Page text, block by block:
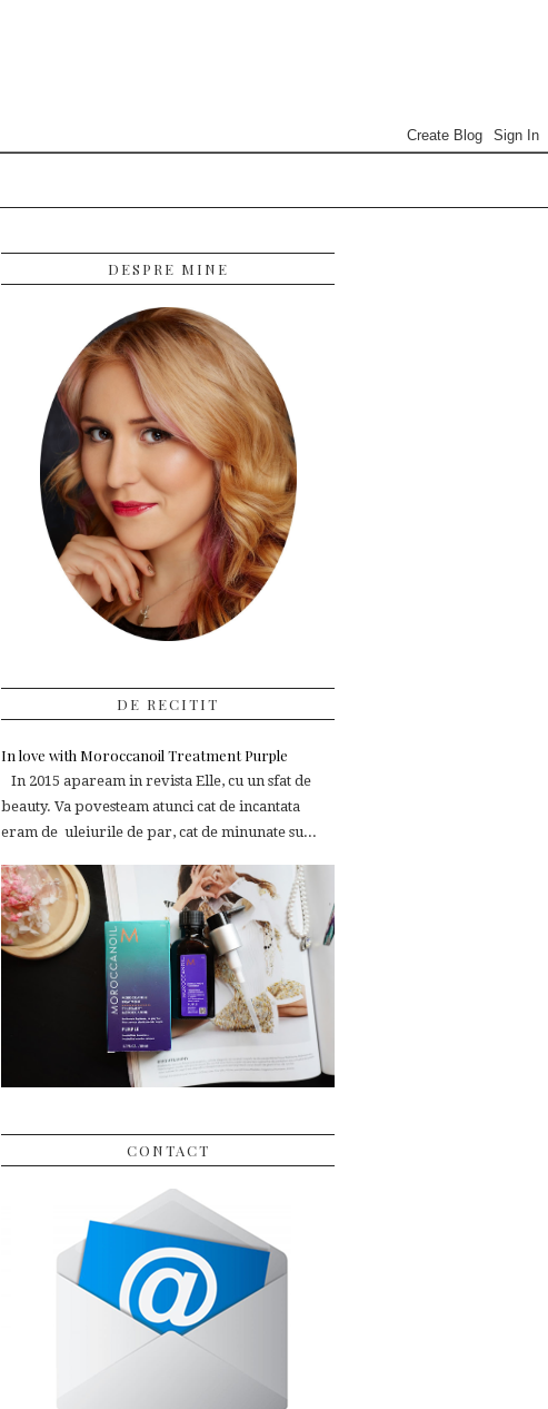
DESPRE MINE
DE RECITIT
In love with Moroccanoil Treatment Purple
In 2015 apaream in revista Elle, cu un sfat de
beauty. Va povesteam atunci cat de incantata
eram de uleiurile de par, cat de minunate su...
CONTACT